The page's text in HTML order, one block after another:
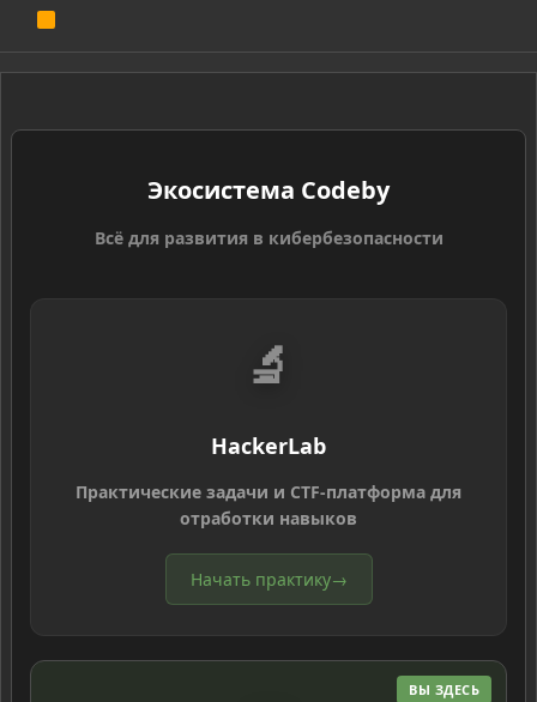
S
Экосистема Codeby
Всё для развития в кибербезопасности
🔬
HackerLab
Практические задачи и CTF-платформа для
отработки навыков
Начать практику→
ВЫ ЗДЕСЬ